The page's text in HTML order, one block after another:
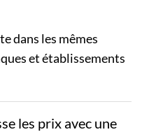
dans les mêmes
et établissements
les prix avec une